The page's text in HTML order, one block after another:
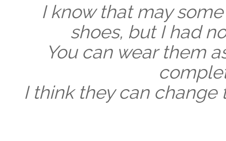
I know that may
shoes, but I had
You can wear them
I think they can